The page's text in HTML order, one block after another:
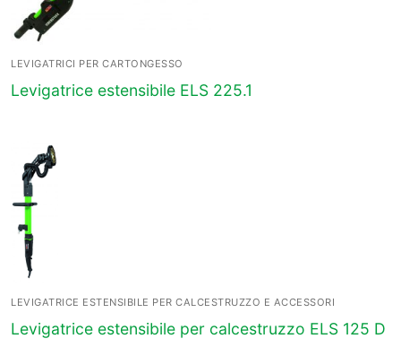
LEVIGATRICI PER CARTONGESSO
Levigatrice estensibile ELS 225.1
LEVIGATRICE ESTENSIBILE PER CALCESTRUZZO E ACCESSORI
Levigatrice estensibile per calcestruzzo ELS 125 D